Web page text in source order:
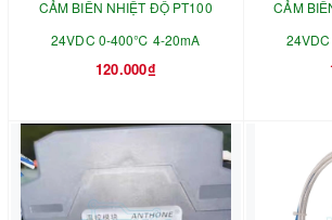
CẢM BIẾN NHIỆT ĐỘ PT100
24VDC 0-400℃ 4-20mA
120.000₫
CẢM